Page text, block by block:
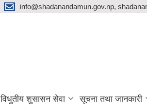
info@shadanandamun.gov.np,
विधुतीय शुसासन सेवा सूचना तथा जानकारी